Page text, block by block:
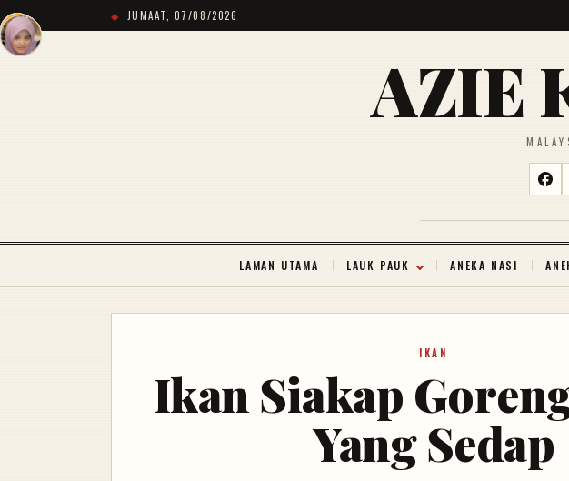
JUMAAT, 07/08/2026
AZIE
LAMAN UTAMA LAUK PAUK ANEKA NASI
IKAN
Ikan Siakap
Yang Sedap